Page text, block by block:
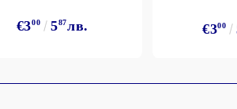
€300 587лв. €300